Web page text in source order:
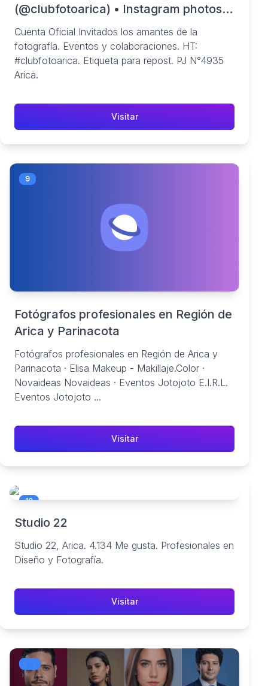
(@clubfotoarica) • Instagram photos
and videos
Cuenta Oficial Invitados los amantes de la
fotografía. Eventos y colaboraciones. HT:
#clubfotoarica. Etiqueta para repost. PJ N°4935
Arica.
Visitar
9
Fotógrafos profesionales en Región de
Arica y Parinacota
Fotógrafos profesionales en Región de Arica y
Parinacota · Elisa Makeup - Makillaje.Color ·
Novaideas Novaideas · Eventos Jotojoto E.I.R.L.
Eventos Jotojoto ...
Visitar
10
Studio 22
Studio 22, Arica. 4.134 Me gusta. Profesionales en
Diseño y Fotografía.
Visitar